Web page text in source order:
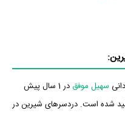
سهیل موفق
در 1 سال پیش
درام تولید شده است. دردسرهای شیرین در